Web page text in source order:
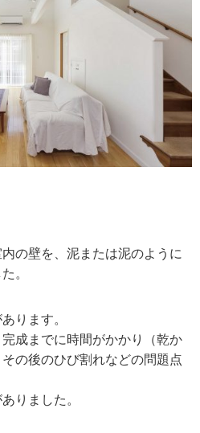
の壁を、泥または泥のように
。
ります。
成までに時間がかかり（乾か
の後のひび割れなどの問題点
りました。